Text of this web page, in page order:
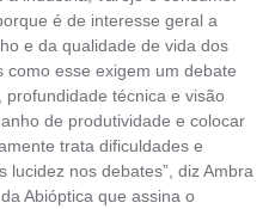
é de interesse geral a
e da qualidade de vida dos
esse exigem um debate
técnica e visão
de produtividade e colocar
trata dificuldades e
nos debates”, diz Ambra
Abióptica que assina o